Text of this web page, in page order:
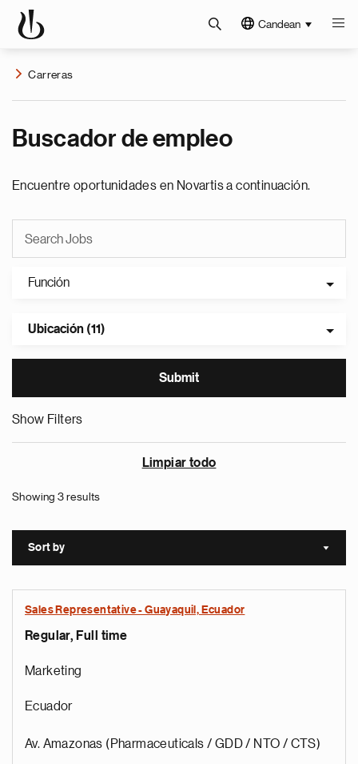
Candean
Carreras
Buscador de empleo
Encuentre oportunidades en Novartis a continuación.
Función
Ubicación (11)
Show Filters
Limpiar todo
Showing 3 results
Sort by Sort
Sales Representative - Guayaquil, Ecuador
Regular, Full time
Marketing
Ecuador
Av. Amazonas (Pharmaceuticals / GDD / NTO / CTS)